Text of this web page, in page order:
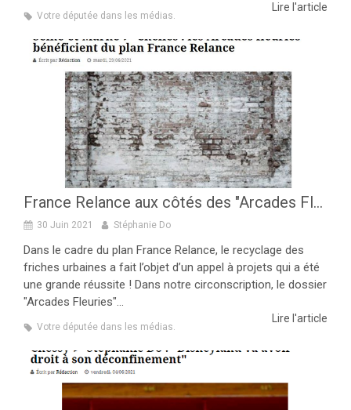
Lire l'article
Votre députée dans les médias.
France Relance aux côtés des "Arcades Fleuries" à Chelles !
30 Juin 2021 Stéphanie Do
Dans le cadre du plan France Relance, le recyclage des
friches urbaines a fait l’objet d’un appel à projets qui a été
une grande réussite ! Dans notre circonscription, le dossier
"Arcades Fleuries"...
Lire l'article
Votre députée dans les médias.